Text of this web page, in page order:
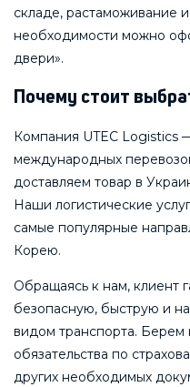
складе, растаможивание
необходимости можно
двери».
Почему стоит
Компания UTEC Logistics
международных
доставляем товар в
Наши логистические
самые популярные
Корею.
Обращаясь к нам, клиент
безопасную, быструю и
видом транспорта. Берем
обязательства по
других необходимых